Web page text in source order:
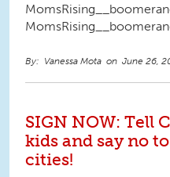
Vanessa Mota June 26,
SIGN NOW: Tell
kids and say no
cities!